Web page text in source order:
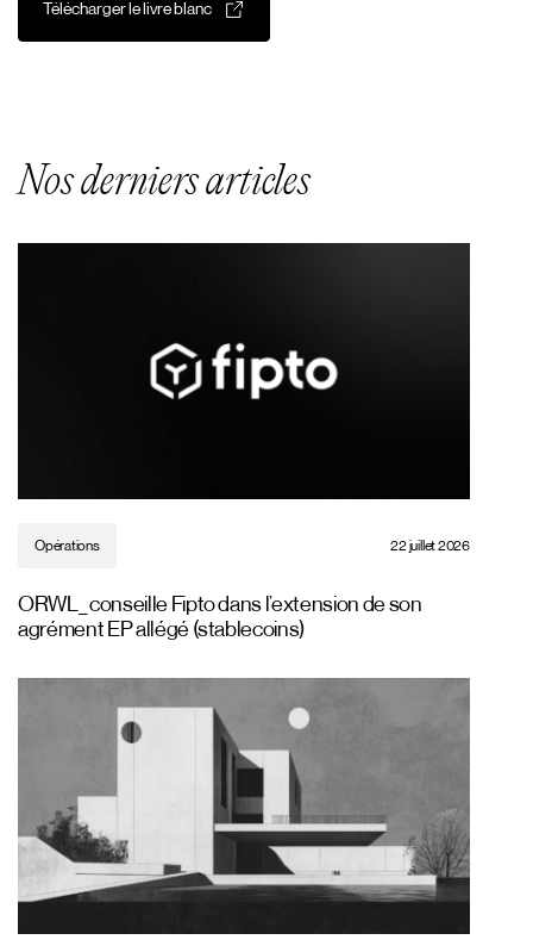
Télécharger le livre blanc
Nos derniers articles
Opérations 22 juillet 2026
ORWL_ conseille Fipto dans l’extension de son
agrément EP allégé (stablecoins)